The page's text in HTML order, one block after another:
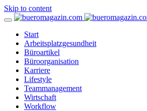
Skip to content
Start
Arbeitsplatzgesundheit
Büroartikel
Büroorganisation
Karriere
Lifestyle
Teammanagement
Wirtschaft
Workflow